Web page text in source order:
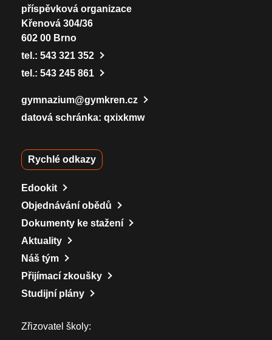
příspěvková organizace
Křenová 304/36
602 00 Brno
tel.: 543 321 352
tel.: 543 245 861
gymnazium@gymkren.cz
datová schránka: qxixkmw
Rychlé odkazy
Edookit
Objednávání obědů
Dokumenty ke stažení
Aktuality
Náš tým
Přijímací zkoušky
Studijní plány
Zřizovatel školy: